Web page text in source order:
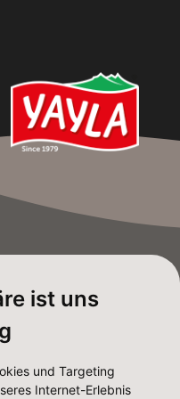
ist uns
und Targeting
Internet-Erlebnis